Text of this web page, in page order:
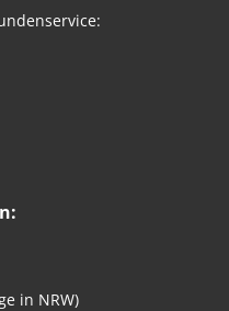
in NRW)